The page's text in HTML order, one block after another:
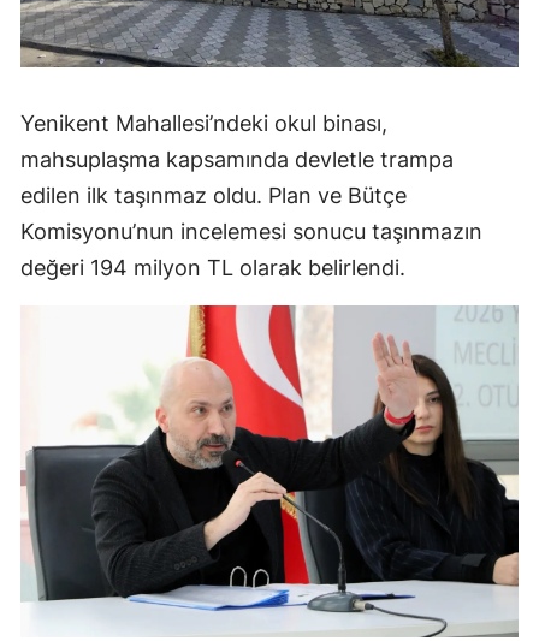
Yenikent Mahallesi’ndeki okul binası,
mahsuplaşma kapsamında devletle trampa
edilen ilk taşınmaz oldu. Plan ve Bütçe
Komisyonu’nun incelemesi sonucu taşınmazın
değeri 194 milyon TL olarak belirlendi.